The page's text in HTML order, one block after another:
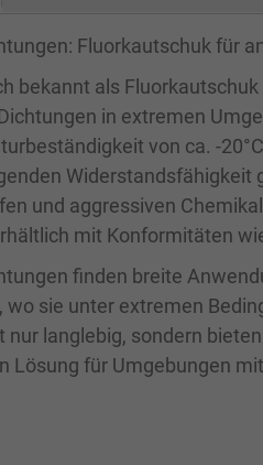
Fluorkautschuk für
bekannt als
in extremen
von ca. -
Widerstandsfähigkeit
und aggressiven
mit Konformitäten
finden breite
wo sie unter extremen
nur langlebig, sondern
Lösung für Umgebungen